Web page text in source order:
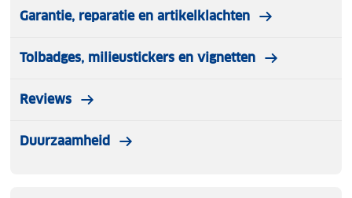
Garantie, reparatie en artikelklachten
Tolbadges, milieustickers en vignetten
Reviews
Duurzaamheid